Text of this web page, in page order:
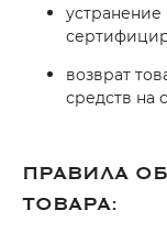
устранение
возврат
средств на
ПРАВИЛА
ТОВАРА:
25%